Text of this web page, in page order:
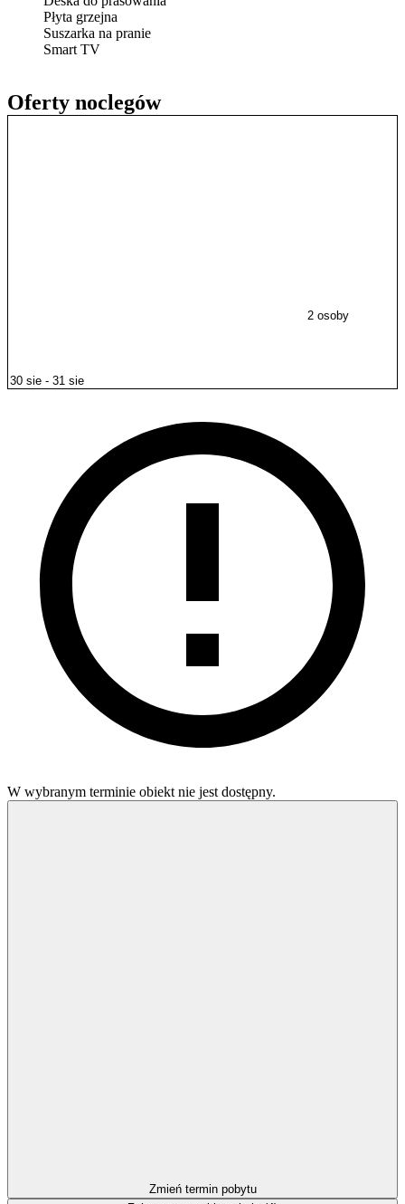
Oferty noclegów
2 osoby
W wybranym terminie obiekt nie jest dostępny.
Zmień termin pobytu
Płyta grzejna
Suszarka na pranie
Smart TV